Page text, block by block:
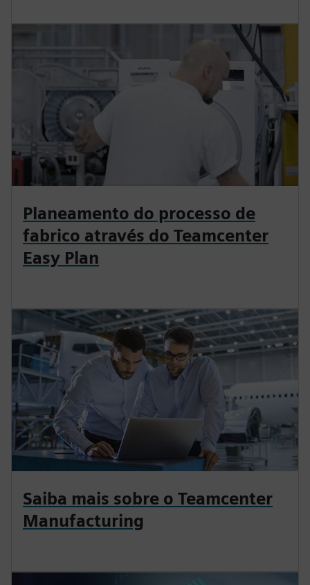
Planeamento do processo de
fabrico através do Teamcenter
Easy Plan
Saiba mais sobre o Teamcenter
Manufacturing